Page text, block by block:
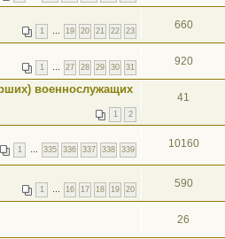
1 19 20 21 22 23 660
1 27 28 29 30 31 920
военнослужащих
1 2
41
1 335 336 337 338 339 10160
1 16 17 18 19 20 590
26